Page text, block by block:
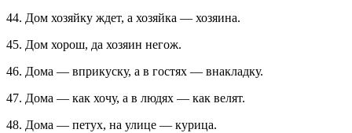
44. Дом хозяйку ждет, а хозяйка — хозяина.
45. Дом хорош, да хозяин негож.
46. Дома — вприкуску, а в гостях — внакладку.
47. Дома — как хочу, а в людях — как велят.
48. Дома — петух, на улице — курица.